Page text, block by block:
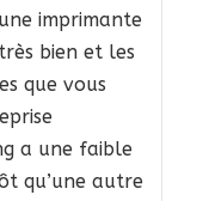
imprimante
bien et les
que vous
a une faible
qu’une autre